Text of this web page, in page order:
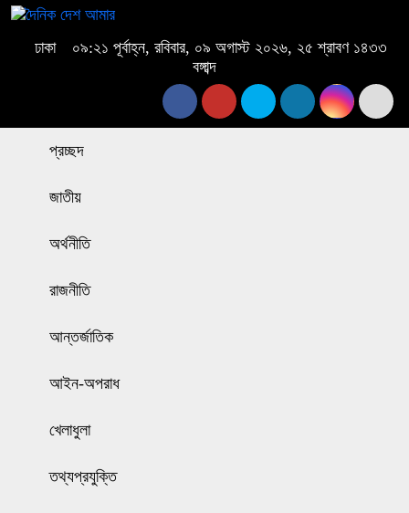
ঢাকা
০৯:২১ পূর্বাহ্ন, রবিবার, ০৯ অগাস্ট ২০২৬, ২৫ শ্রাবণ ১৪৩৩
বঙ্গাব্দ
প্রচ্ছদ
জাতীয়
অর্থনীতি
রাজনীতি
আন্তর্জাতিক
আইন-অপরাধ
খেলাধুলা
তথ্যপ্রযুক্তি